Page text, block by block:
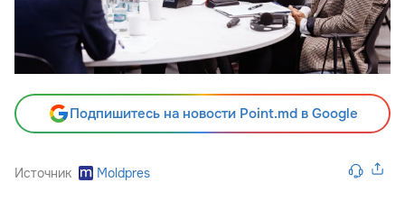
Подпишитесь на новости Point.md в Google
Источник Moldpres